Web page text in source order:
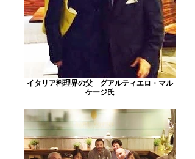
イタリア料理界の父 グアルティエロ・マル
ケージ氏